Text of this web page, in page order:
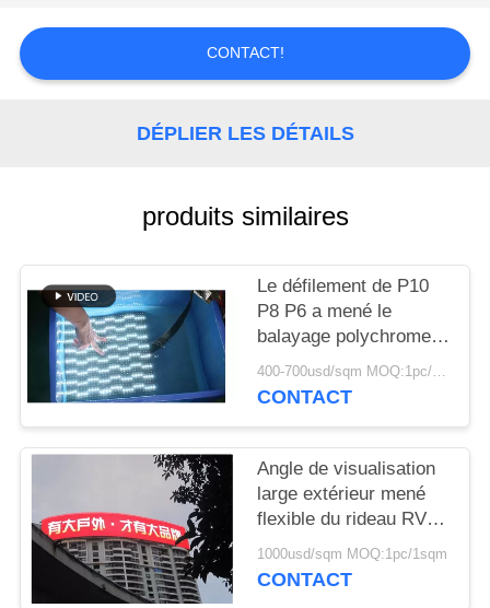
SITE
CONTACT!
DÉPLIER LES DÉTAILS
produits similaires
Le défilement de P10
P8 P6 a mené le
balayage polychrome
extérieur de l'affichage
IP68 1/4s de panneau
400-700usd/sqm MOQ:1pc/1sqm
CONTACT
Angle de visualisation
large extérieur mené
flexible du rideau RVB
en bande de l'affichage
LED de panneau
1000usd/sqm MOQ:1pc/1sqm
CONTACT